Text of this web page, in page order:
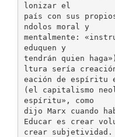
lonizar el
país con sus
ndolos moral y
mentalmente:
eduquen y
tendrán quien
ltura sería
eación de espíritu
(el capitalismo
espíritu», como
dijo Marx cuando
Educar es crear
crear subjetividad.